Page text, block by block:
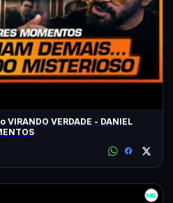
VIRANDO VERDADE - DANIEL